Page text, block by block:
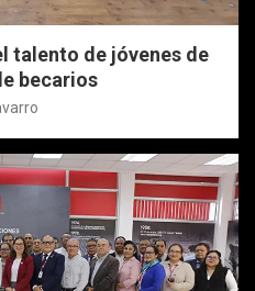
talento de jóvenes de
becarios